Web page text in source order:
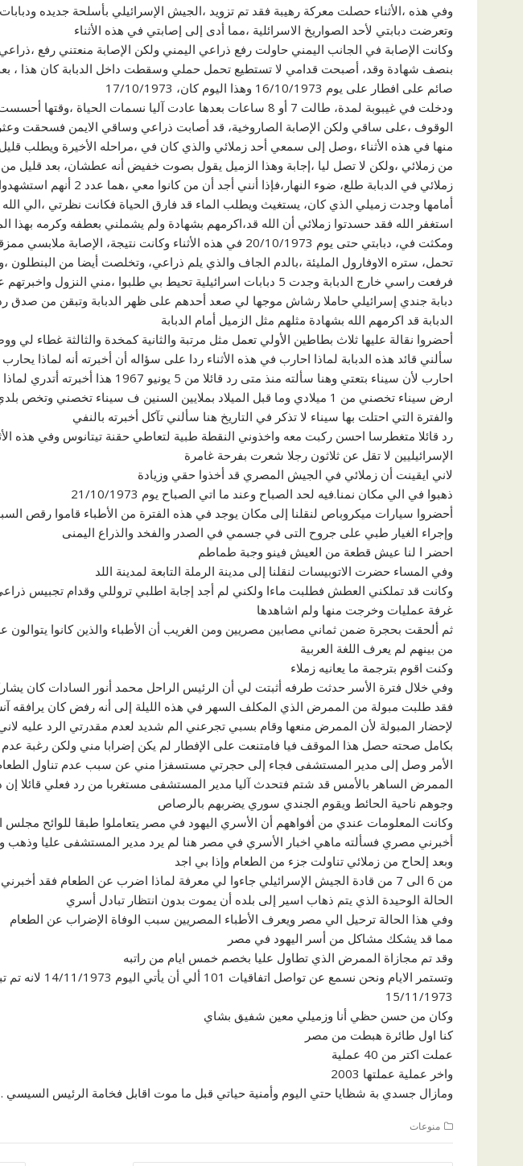
وفي هذه ،الأثناء حصلت معركة رهيبة فقد تم تزويد ،الجيش الإسرائيلي بأسلحة جديده
وتعرضت دبابتي لأحد الصواريخ الاسرائلية ،مما أدى إلى إصابتي في هذه الأثناء
وكانت الإصابة في الجانب اليمني حاولت رفع ذراعي اليمني ولكن الإصابة منعتني رفع
بنصف شهادة وقد، أصبحت قدامي لا تستطيع تحمل حملي وسقطت داخل الدبابة كان هذا ،
صائم على افطار على يوم 16/10/1973 وهذا اليوم كان، 17/10/1973
ودخلت في غيبوبة لمدة، طالت 7 أو 8 ساعات بعدها عادت آليا نسمات
الوقوف ،على ساقي ولكن الإصابة الصاروخية، قد أصابت ذراعي وساقي الايمن فسحقت
منها في هذه الأثناء ،وصل إلى سمعي أحد زملائي والذي كان في ،مراحله الأخيرة ويطلب
من زملائي ،ولكن لا تصل ليا ،إجابة وهذا الزميل يقول بصوت خفيض أنه عطشان، بعد قليل
زملائي في الدبابة طلع، ضوء
أمامها وجدت زميلي الذي كان، يستغيث ويطلب الماء قد فارق الحياة فكانت نظرتي ،الي
استغفر الله فقد حسدتوا زملائي أن الله قد،اكرمهم بشهادة ولم يشملني بعطفه وكرمه بهذا
ومكثت في، دبابتي حتى يوم 20/10/1973 في هذه الأثناء وكانت نتيجة،
تحمل، ستره الاوفارول المليئة ،بالدم الجاف والذي يلم ذراعي، وتخلصت أيضا من
فرفعت راسي خارج الدبابة وجدت 5 دبابات اسرائيلية تحيط بي طلبوا ،مني
دبابة جندي إسرائيلي حاملا رشاش موجها لي صعد أحدهم على ظهر الدبابة وتبقن من صدق
الدبابة قد اكرمهم الله بشهادة مثلهم مثل الزميل أمام الدبابة
أحضروا نقالة عليها ثلاث بطاطين الأولي تعمل مثل مرتبة والثانية كمخدة والثالثة غطاء لي
سألني قائد هذه الدبابة لماذا احارب في هذه الأثناء ردا على سؤاله أن أخبرته أنه لماذا
احارب لأن سيناء بتعتي وهنا سألته منذ متى رد
ارض سيناء تخصني من 1 ميلادي وما قبل الميلاد بملايين السنين ف سيناء تخصني وتخص بلدي
والفترة التي احتلت بها سيناء لا تذكر في التاريخ هنا سألني تآكل أخبرته بالنفي
رد قائلا متغطرسا احسن ركبت معه واخذوني النقطة طبية لتعاطي حقنة تيتانوس وفي هذه
الإسرائيليين لا تقل عن ثلاثون رجلا شعرت بفرحة غامرة
لاني ايقينت أن زملائي في الجيش المصري قد أخذوا حقي وزيادة
ذهبوا في الي مكان نمنا.فيه لحد الصباح وعند ما اتي الصباح يوم 21/10/1973
أحضروا سيارات ميكروباص لنقلنا إلى مكان يوجد في هذه الفترة من الأطباء قاموا رقص
وإجراء الغيار طبي على جروح التى في جسمي في الصدر والفخد والذراع اليمنى
احضر ا لنا عيش قطعة من العيش فينو وجبة طماطم
وفي المساء حضرت الاتوبيسات لنقلنا إلى مدينة الرملة التابعة لمدينة اللد
وكانت قد تملكني العطش فطلبت ماءا ولكني لم أجد إجابة اطلبي تروللي وقدام تجبيس
غرفة عمليات وخرجت منها ولم اشاهدها
ثم ألحقت بحجرة ضمن ثماني مصابين مصريين ومن الغريب أن الأطباء والذين كانوا يتوالون
من بينهم لم يعرف اللغة العربية
وكنت اقوم بترجمة ما يعانيه زملاء
وفي خلال فترة الأسر حدثت طرفه أثبتت لي أن الرئيس الراحل محمد أنور السادات كان
فقد طلبت مبولة من الممرض الذي المكلف السهر في هذه الليلة إلى أنه رفض كان يرافقه
لإحضار المبولة لأن الممرض منعها وقام بسبي تجرعني الم شديد لعدم مقدرتي الرد عليه
بكامل صحته حصل هذا الموقف فيا فامتنعت على الإفطار لم يكن إضرابا مني ولكن رغبة
الأمر وصل إلى مدير المستشفى فجاء إلى حجرتي مستسفزا مني عن سبب عدم تناول
الممرض الساهر بالأمس قد شتم فتحدث آليا مدير المستشفى مستغربا من رد فعلي قائلا إن
وجوهم ناحية الحائط ويقوم الجندي سوري يضربهم بالرصاص
وكانت المعلومات عندي من أفواههم أن الأسري اليهود في مصر يتعاملوا طبقا للوائح مجلس
أخبرني مصري فسألته ماهي اخبار الأسري في مصر هنا لم يرد مدير المستشفى عليا وذهب
وبعد إلحاح من زملائي تناولت جزء من الطعام وإذا بي اجد
من 6 الى 7 من قادة الجيش الإسرائيلي جاءوا لي معرفة لماذا اضرب عن الطعام فقد
الحالة الوحيدة الذي يتم ذهاب اسير إلى بلده أن يموت بدون انتظار تبادل أسري
وفي هذا الحالة ترحيل الي مصر ويعرف الأطباء المصريين سبب الوفاة الإضراب عن الطعام
مما قد يشكك مشاكل من أسر اليهود في مصر
وقد تم مجازاة الممرض الذي تطاول عليا بخصم خمس ايام من راتبه
وتستمر الايام ونحن
15/11/1973
وكان من حسن حظي أنا وزميلي معين شفيق بشاي
كنا اول طائرة هبطت من مصر
عملت اكتر من 40 عملية
واخر عملية عملتها 2003
ومازال جسدي بة شظايا حتي اليوم وأمنية حياتي قبل ما موت اقابل فخامة الرئيس السيسي .
منوعات